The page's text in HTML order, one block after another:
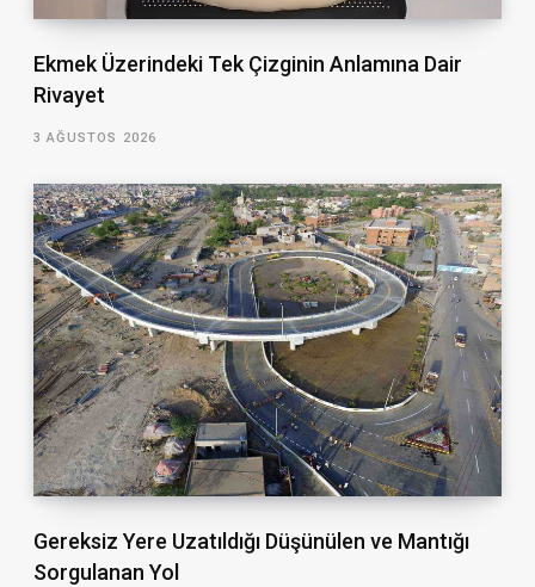
Ekmek Üzerindeki Tek Çizginin Anlamına Dair
Rivayet
3 AĞUSTOS 2026
Gereksiz Yere Uzatıldığı Düşünülen ve Mantığı
Sorgulanan Yol